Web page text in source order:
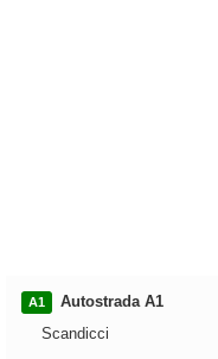
A1
Autostrada A1
Scandicci